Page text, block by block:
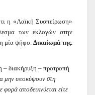
η «Λαϊκή Συσπείρωση»
των εκλογών στην
μία ψήφο. Δικαίωμά της.
– διακήρυξη – προτροπή
μην υποκύψουν στη
αποδεικνύεται είτε